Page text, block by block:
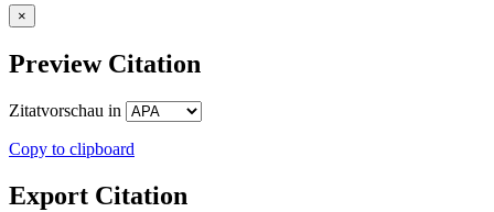
×
Preview Citation
Zitatvorschau in
Copy to clipboard
Export Citation